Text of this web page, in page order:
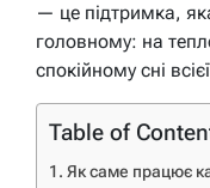
— це підтримка,
головному: на
спокійному сні
Table of
Як саме працює